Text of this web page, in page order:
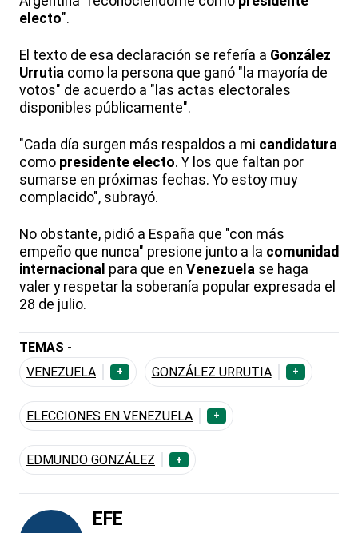
electo".
El texto de esa declaración se refería a González
Urrutia como la persona que ganó "la mayoría de
votos" de acuerdo a "las actas electorales
disponibles públicamente".
"Cada día surgen más respaldos a mi candidatura
como presidente electo. Y los que faltan por
sumarse en próximas fechas. Yo estoy muy
complacido", subrayó.
No obstante, pidió a España que "con más
empeño que nunca" presione junto a la comunidad
internacional para que en Venezuela se haga
valer y respetar la soberanía popular expresada el
28 de julio.
TEMAS -
VENEZUELA
+ GONZÁLEZ URRUTIA +
ELECCIONES EN VENEZUELA +
EDMUNDO GONZÁLEZ +
EFE